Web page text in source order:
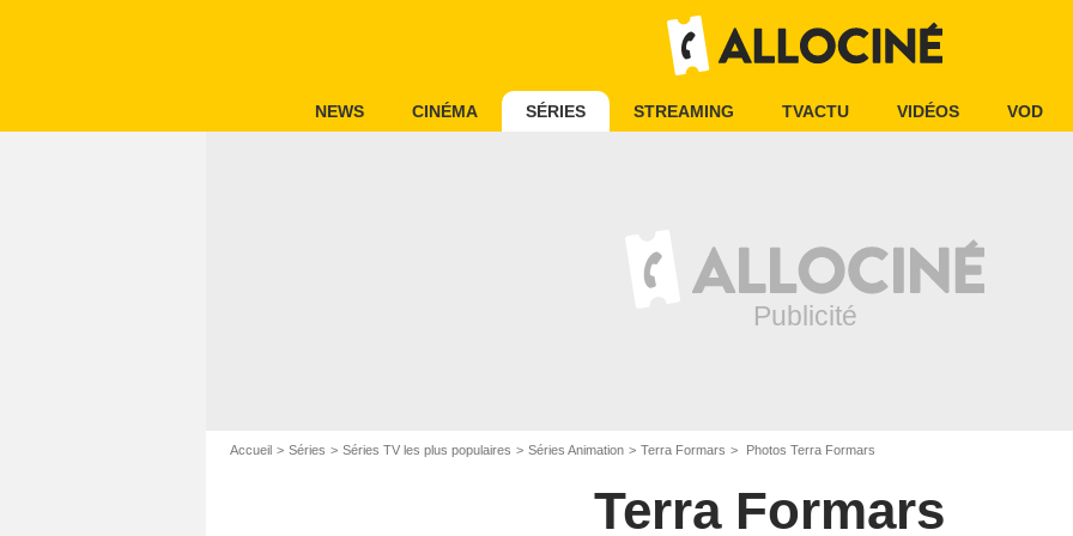
NEWS CINÉMA SÉRIES STREAMING TVACTU VIDÉOS VOD
Accueil Séries Séries TV les plus populaires Séries Animation Terra Formars Photos Terra Formars
Terra Formars